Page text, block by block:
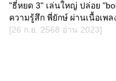
"ธี่หยด 3" เล่นใหญ่ ปล่อย
ความรู้สึก พี่ยักษ์ ผ่านเนื้อเพล
[26 ก.ย. 2568 อ่าน 2023]